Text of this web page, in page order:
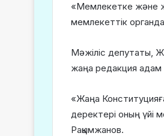
«Мемлекетке және
мемлекеттік
Мәжіліс депутаты,
жаңа редакция адам
«Жаңа
деректері оның үйі
Рақымжанов.